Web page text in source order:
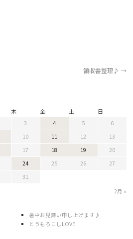
領収書整理♪ →
木 金 土 日
3 4 5
6
10 11 12
13
17 18 19
20
24 25 26
27
31
2月 »
暑中お見舞い申し上げます♪
とうもろこしLOVE